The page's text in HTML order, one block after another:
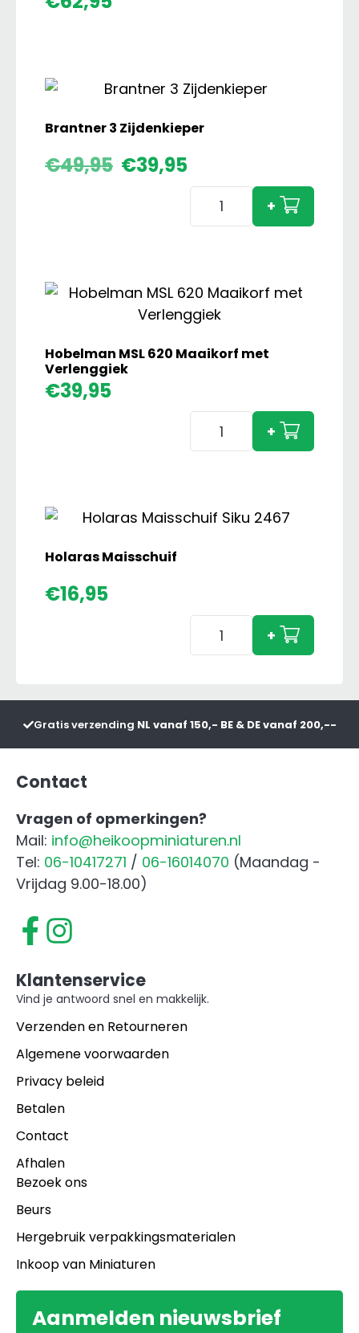
Brantner 3 Zijdenkieper
€49,95
Oorspronkelijke
€39,95
Huidige
Brantner
+
Hobelman MSL 620 Maaikorf met
Verlenggiek
€39,95
Hobelman
met
+
Holaras Maisschuif
€16,95
Holaras
Maisschuif
+
Gratis verzending NL vanaf 150,- BE & DE vanaf 200,--
Contact
Vragen of opmerkingen?
Mail: info@heikoopminiaturen.nl
Tel: 06-10417271 / 06-16014070 (Maandag -
Vrijdag 9.00-18.00)
Klantenservice
Vind je antwoord snel en makkelijk.
Verzenden en Retourneren
Algemene voorwaarden
Privacy beleid
Betalen
Contact
Afhalen
Bezoek ons
Beurs
Hergebruik verpakkingsmaterialen
Inkoop van Miniaturen
Aanmelden nieuwsbrief